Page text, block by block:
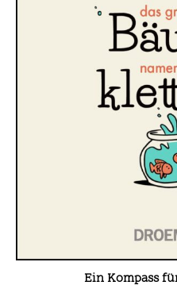
Ein Kompass